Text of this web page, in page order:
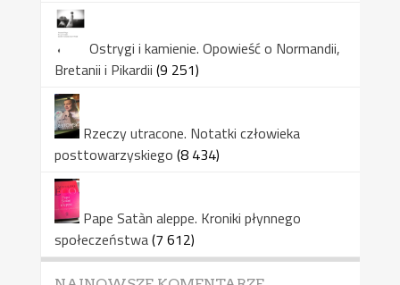
Ostrygi i kamienie. Opowieść o Normandii,
Bretanii i Pikardii (9 251)
Rzeczy utracone. Notatki człowieka
posttowarzyskiego (8 434)
Pape Satàn aleppe. Kroniki płynnego
społeczeństwa(7 612)